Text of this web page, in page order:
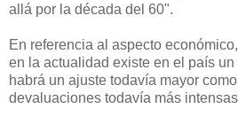
allá por la década del 60".
En referencia al aspecto
en la actualidad existe en el país
habrá un ajuste todavía mayor
devaluaciones todavía más